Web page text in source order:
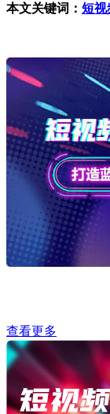
本文关键词： 短视
查看更多